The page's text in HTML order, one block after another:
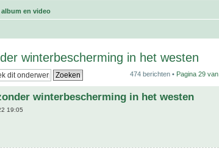
en video
winterbescherming in het westen
474 berichten • Pagina 29 van
winterbescherming in het westen
19:05